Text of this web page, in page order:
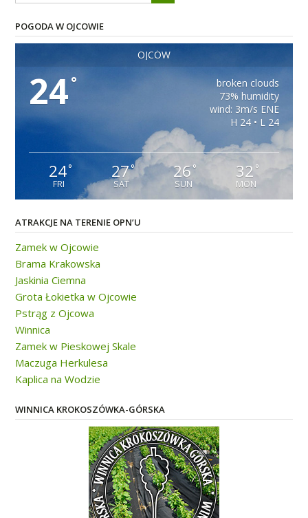
POGODA W OJCOWIE
OJCÓW
24°
broken clouds
73% humidity
wind: 3m/s ENE
H 24 • L 24
24°
FRI
27°
SAT
26°
SUN
32 °
MON
ATRAKCJE NA TERENIE OPN’U
Zamek w Ojcowie
Brama Krakowska
Jaskinia Ciemna
Grota Łokietka w Ojcowie
Pstrąg z Ojcowa
Winnica
Zamek w Pieskowej Skale
Maczuga Herkulesa
Kaplica na Wodzie
WINNICA KROKOSZÓWKA-GÓRSKA